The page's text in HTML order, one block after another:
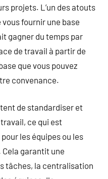
projets. L’un des atouts
fournir une base
gagner du temps par
de travail à partir de
que vous pouvez
convenance.
de standardiser et
ce qui est
les équipes ou les
garantit une
tâches, la centralisation